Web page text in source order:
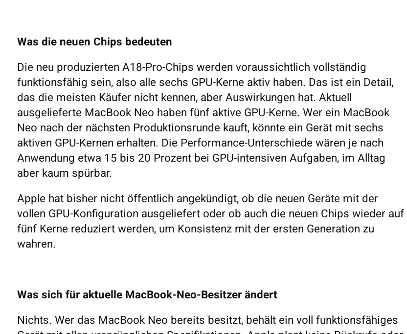
Was die neuen Chips bedeuten
Die neu produzierten A18-Pro-Chips werden voraussichtlich vollständig
funktionsfähig sein, also alle sechs GPU-Kerne aktiv haben. Das ist ein Detail,
das die meisten Käufer nicht kennen, aber Auswirkungen hat. Aktuell
ausgelieferte MacBook Neo haben fünf aktive GPU-Kerne. Wer ein MacBook
Neo nach der nächsten Produktionsrunde kauft, könnte ein Gerät mit sechs
aktiven GPU-Kernen erhalten. Die Performance-Unterschiede wären je nach
Anwendung etwa 15 bis 20 Prozent bei GPU-intensiven Aufgaben, im Alltag
aber kaum spürbar.
Apple hat bisher nicht öffentlich angekündigt, ob die neuen Geräte mit der
vollen GPU-Konfiguration ausgeliefert oder ob auch die neuen Chips wieder auf
fünf Kerne reduziert werden, um Konsistenz mit der ersten Generation zu
wahren.
Was sich für aktuelle MacBook-Neo-Besitzer ändert
Nichts. Wer das MacBook Neo bereits besitzt, behält ein voll funktionsfähiges